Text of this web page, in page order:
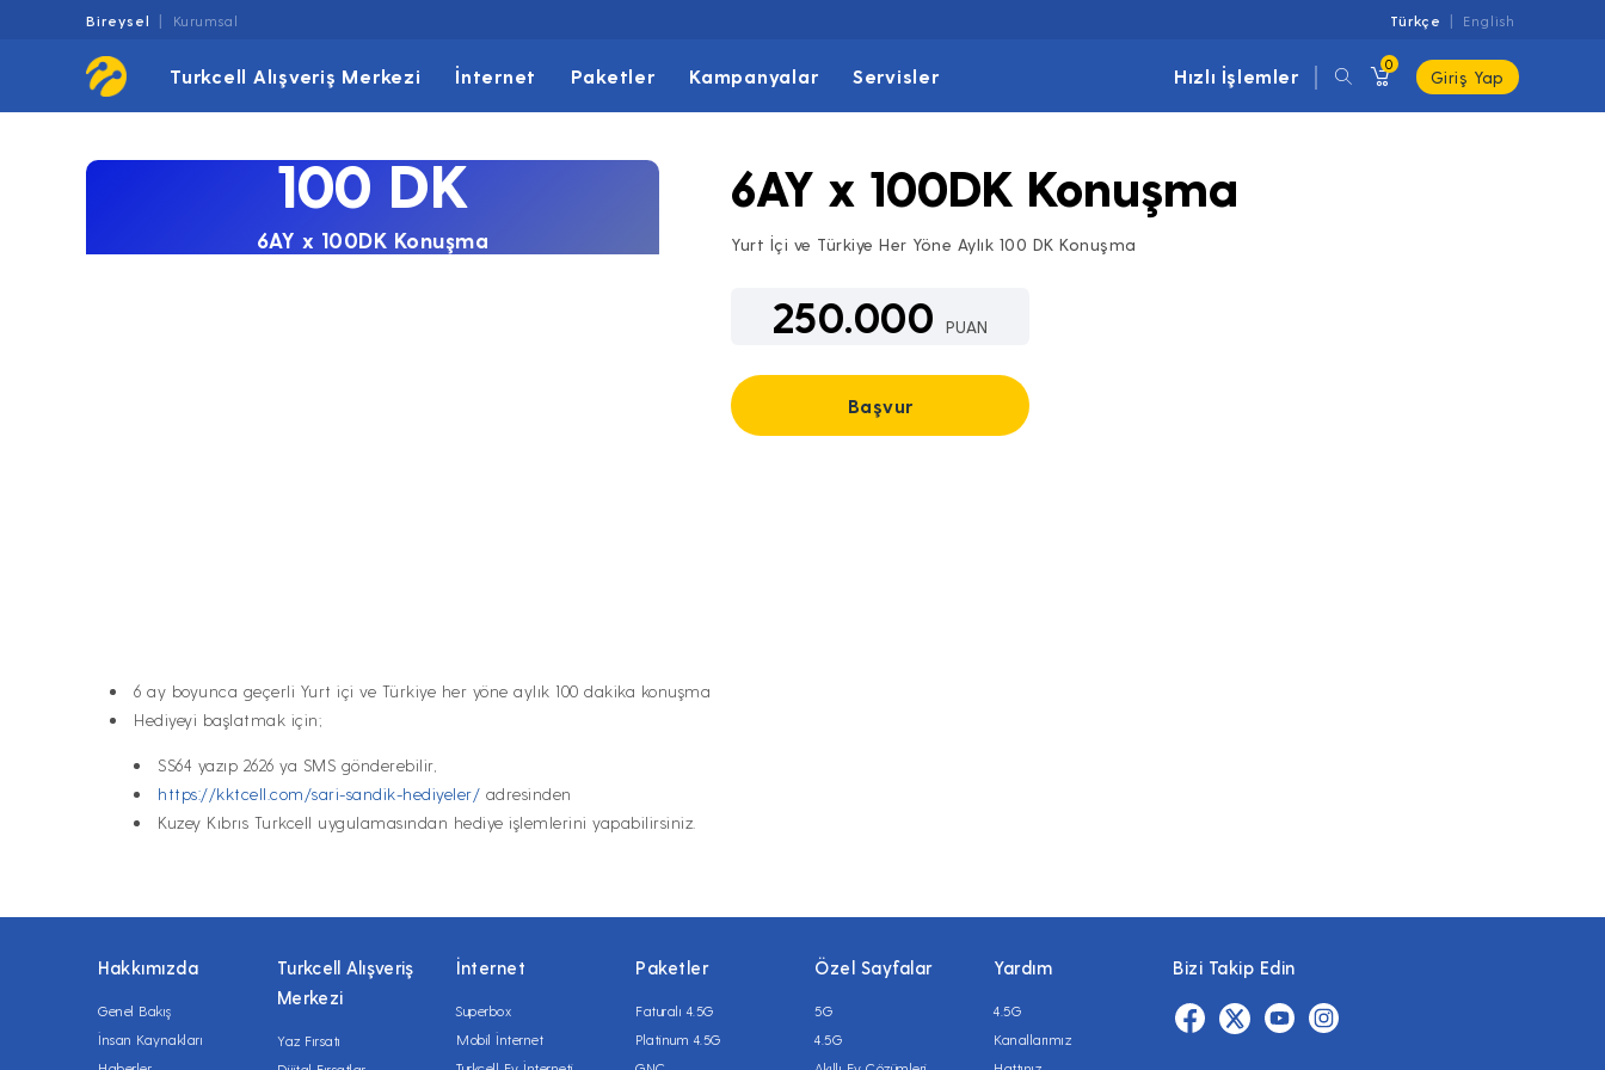
Bireysel Kurumsal Türkçe English
Turkcell Alışveriş Merkezi İnternet Paketler Kampanyalar Servisler Hızlı İşlemler
0
Giriş Yap
6AY x 100DK Konuşma
Yurt İçi ve Türkiye Her Yöne Aylık 100 DK Konuşma
250.000 PUAN
Başvur
100 DK
6AY x 100DK Konuşma
6 ay boyunca geçerli Yurt içi ve Türkiye her yöne aylık 100 dakika konuşma
Hediyeyi başlatmak için;
SS64 yazıp 2626 ya SMS gönderebilir,
https://kktcell.com/sari-sandik-hediyeler/ adresinden
Kuzey Kıbrıs Turkcell uygulamasından hediye işlemlerini yapabilirsiniz.
Hakkımızda
Genel Bakış
İnsan Kaynakları
Turkcell Alışveriş
Merkezi
Yaz Fırsatı
İnternet
Superbox
Mobil İnternet
Paketler
Faturalı 4.5G
Platinum 4.5G
Özel Sayfalar
5G
4.5G
Yardım
4.5G
Kanallarımız
Bizi Takip Edin